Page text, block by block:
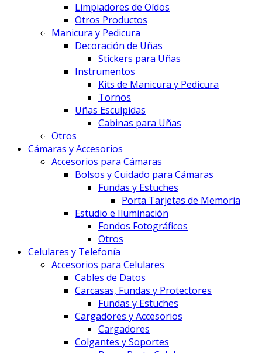
Limpiadores de Oídos
Otros Productos
Manicura y Pedicura
Decoración de Uñas
Stickers para Uñas
Instrumentos
Kits de Manicura y Pedicura
Tornos
Uñas Esculpidas
Cabinas para Uñas
Otros
Cámaras y Accesorios
Accesorios para Cámaras
Bolsos y Cuidado para Cámaras
Fundas y Estuches
Porta Tarjetas de Memoria
Estudio e Iluminación
Fondos Fotográficos
Otros
Celulares y Telefonía
Accesorios para Celulares
Cables de Datos
Carcasas, Fundas y Protectores
Fundas y Estuches
Cargadores y Accesorios
Cargadores
Colgantes y Soportes